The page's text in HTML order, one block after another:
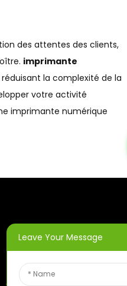
des attentes des clients,
imprimante
la complexité de la
votre activité
imprimante numérique
BULLETINS
D'INFORMATION
Leave Your Message